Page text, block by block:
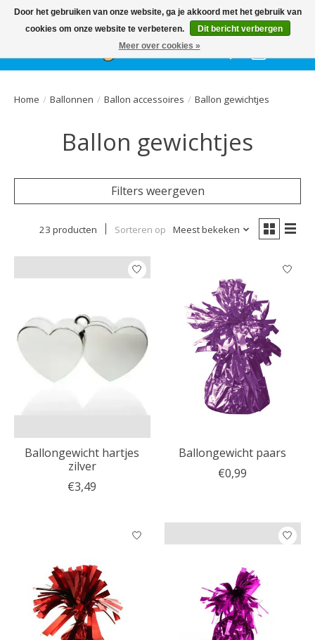
HetGEHELE jaar, grote collectie feestkleding & accessoires |
Ballonnen | Schmink | Bedrukking | Altijd gratis parkeren
Verlanglijst
Home / Ballonnen / Ballon accessoires / Ballon gewichtjes
Ballon gewichtjes
Filters weergeven
23 producten Sorteren op Meest bekeken
Ballongewicht hartjes
zilver
€3,49
Ballongewicht paars
€0,99
Door het gebruiken van onze website, ga je akkoord met het gebruik van
cookies om onze website te verbeteren.
Dit bericht verbergen
Meer over cookies »